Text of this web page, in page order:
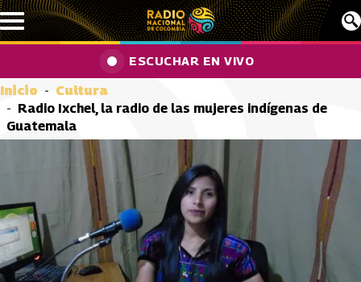
Pasar al contenido principal
ESCUCHAR EN VIVO
Inicio
Cultura
Radio Ixchel, la radio de las mujeres indígenas de
Guatemala